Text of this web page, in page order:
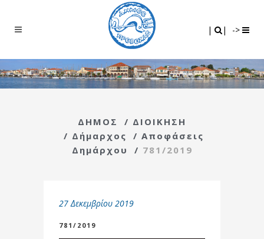
| | ->
ΔΗΜΟΣ / ΔΙΟΙΚΗΣΗ
/ Δήμαρχος / Αποφάσεις
Δημάρχου
/ 781/2019
27 Δεκεμβρίου 2019
781/2019